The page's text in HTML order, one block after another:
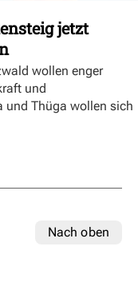
jetzt
wollen enger
und
und Thüga wollen sich
Nach oben